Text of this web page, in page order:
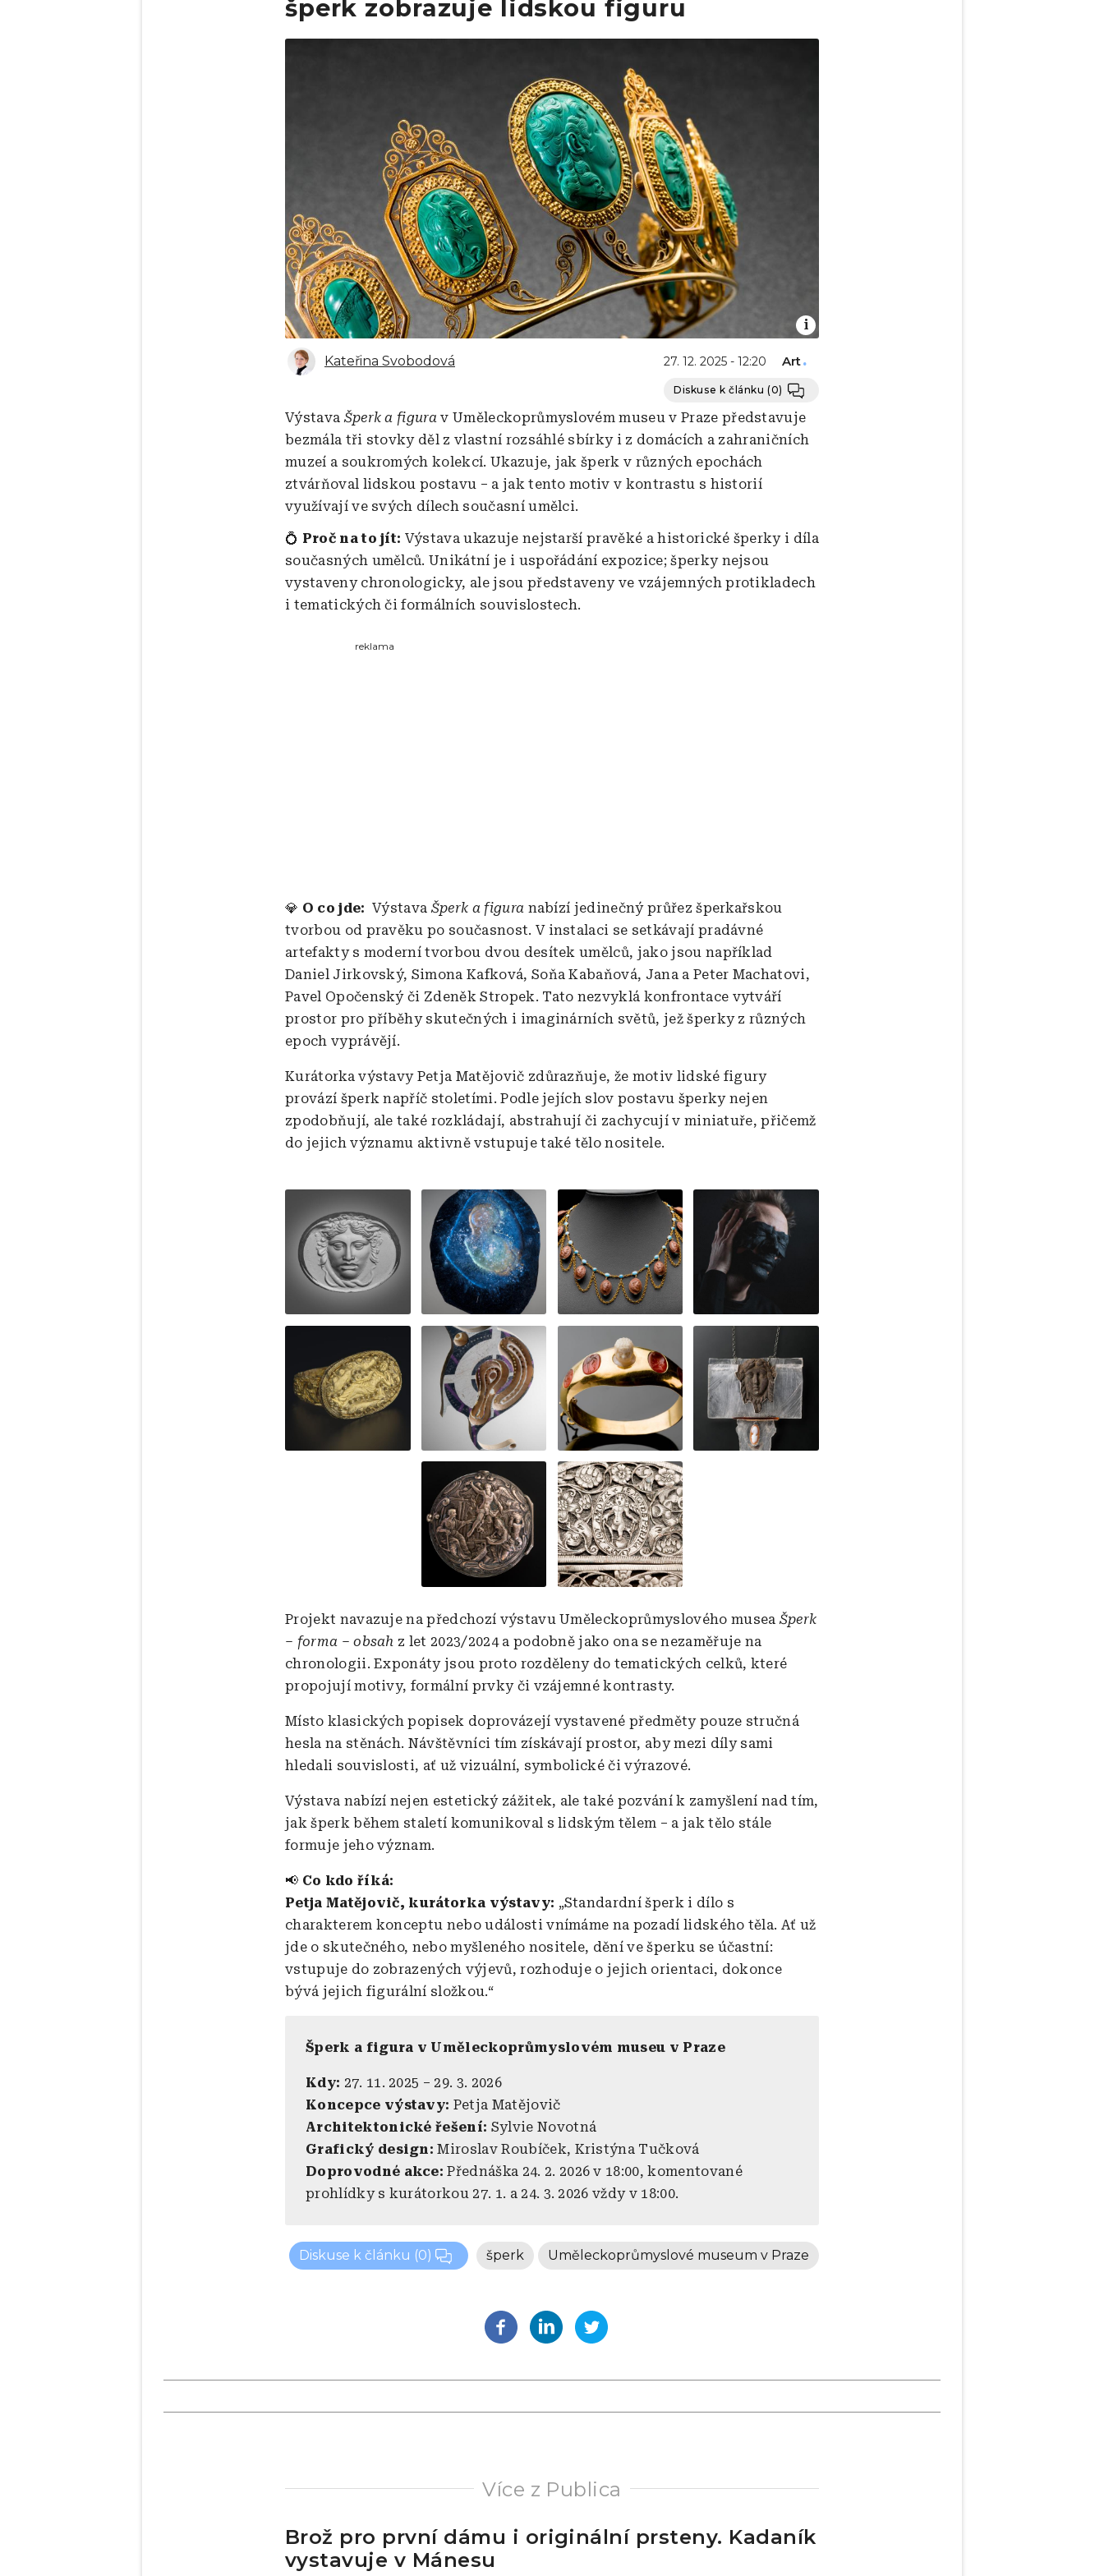
šperk zobrazuje lidskou figuru
Obrázek
Kateřina Svobodová 27. 12. 2025 - 12:20 Art
Diskuse k článku(0)
VýstavaŠperk a figura v Uměleckoprůmyslovém museu v Praze představuje
bezmála tři stovky děl z vlastní rozsáhlé sbírky i z domácích a zahraničních
muzeí a soukromých kolekcí. Ukazuje, jak šperk v různých epochách
ztvárňoval lidskou postavu – a jak tento motiv v kontrastu s historií
využívají ve svých dílech současní umělci.
💍 Proč na to jít: Výstava ukazuje nejstarší pravěké a historické šperky i díla
současných umělců. Unikátní je i uspořádání expozice; šperky nejsou
vystaveny chronologicky, ale jsou představeny ve vzájemných protikladech
i tematických či formálních souvislostech.
reklama
💎 O co jde: VýstavaŠperk a figura nabízí jedinečný průřez šperkařskou
tvorbou od pravěku po současnost. V instalaci se setkávají pradávné
artefakty s moderní tvorbou dvou desítek umělců, jako jsou například
Daniel Jirkovský, Simona Kafková, Soňa Kabaňová, Jana a Peter Machatovi,
Pavel Opočenský či Zdeněk Stropek. Tato nezvyklá konfrontace vytváří
prostor pro příběhy skutečných i imaginárních světů, jež šperky z různých
epoch vyprávějí.
Kurátorka výstavy Petja Matějovič zdůrazňuje, že motiv lidské figury
provází šperk napříč stoletími. Podle jejích slov postavu šperky nejen
zpodobňují, ale také rozkládají, abstrahují či zachycují v miniatuře, přičemž
do jejich významu aktivně vstupuje také tělo nositele.
Obrázek Obrázek Obrázek Obrázek
Obrázek Obrázek Obrázek Obrázek
Obrázek Obrázek
Projekt navazuje na předchozí výstavu Uměleckoprůmyslového museaŠperk
– forma – obsah z let 2023/2024 a podobně jako ona se nezaměřuje na
chronologii. Exponáty jsou proto rozděleny do tematických celků, které
propojují motivy, formální prvky či vzájemné kontrasty.
Místo klasických popisek doprovázejí vystavené předměty pouze stručná
hesla na stěnách. Návštěvníci tím získávají prostor, aby mezi díly sami
hledali souvislosti, ať už vizuální, symbolické či výrazové.
Výstava nabízí nejen estetický zážitek, ale také pozvání k zamyšlení nad tím,
jak šperk během staletí komunikoval s lidským tělem – a jak tělo stále
formuje jeho význam.
📢 Co kdo říká:
Petja Matějovič, kurátorka výstavy: „Standardní šperk i dílo s
charakterem konceptu nebo události vnímáme na pozadí lidského těla. Ať už
jde o skutečného, nebo myšleného nositele, dění ve šperku se účastní:
vstupuje do zobrazených výjevů, rozhoduje o jejich orientaci, dokonce
bývá jejich figurální složkou.“
Šperk a figura v Uměleckoprůmyslovém museu v Praze
Kdy: 27. 11. 2025 – 29. 3. 2026
Koncepce výstavy: Petja Matějovič
Architektonické řešení: Sylvie Novotná
Grafický design: Miroslav Roubíček, Kristýna Tučková
Doprovodné akce: Přednáška 24. 2. 2026 v 18:00, komentované
prohlídky s kurátorkou 27. 1. a 24. 3. 2026 vždy v 18:00.
Diskuse k článku (0) Uměleckoprůmyslové museum v Praze
šperk
Více z Publica
Brož pro první dámu i originální prsteny. Kadaník
vystavuje v Mánesu